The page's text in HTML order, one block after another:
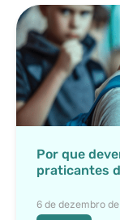
Por que
praticantes
6 de dezembro